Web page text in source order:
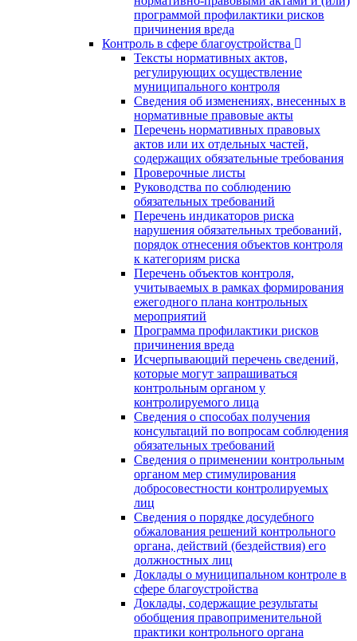
программой профилактики рисков
причинения вреда
Контроль в сфере благоустройства
Тексты нормативных актов,
регулирующих осуществление
муниципального контроля
Сведения об изменениях, внесенных в
нормативные правовые акты
Перечень нормативных правовых
актов или их отдельных частей,
содержащих обязательные требования
Проверочные листы
Руководства по соблюдению
обязательных требований
Перечень индикаторов риска
нарушения обязательных требований,
порядок отнесения объектов контроля
к категориям риска
Перечень объектов контроля,
учитываемых в рамках формирования
ежегодного плана контрольных
мероприятий
Программа профилактики рисков
причинения вреда
Исчерпывающий перечень сведений,
которые могут запрашиваться
контрольным органом у
контролируемого лица
Сведения о способах получения
консультаций по вопросам соблюдения
обязательных требований
Сведения о применении контрольным
органом мер стимулирования
добросовестности контролируемых
лиц
Сведения о порядке досудебного
обжалования решений контрольного
органа, действий (бездействия) его
должностных лиц
Доклады о муниципальном контроле в
сфере благоустройства
Доклады, содержащие результаты
обобщения правоприменительной
практики контрольного органа